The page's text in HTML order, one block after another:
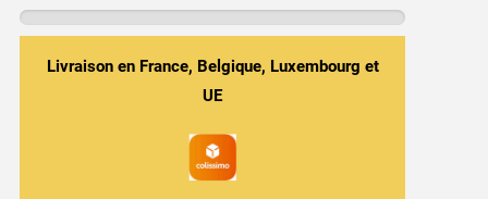
Savourea
Livraison en France, Belgique, Luxembourg et
UE